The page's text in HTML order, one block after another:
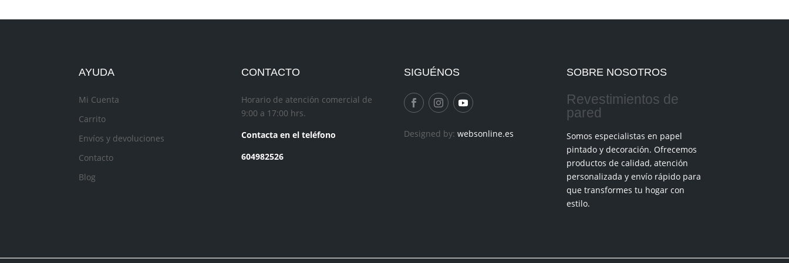
AYUDA
Mi Cuenta
Carrito
Envíos y devoluciones
Contacto
Blog
CONTACTO
Horario de atención comercial de
9:00 a 17:00 hrs.
Contacta en el teléfono
604982526
SIGUÉNOS
Designed by:websonline.es
SOBRE NOSOTROS
Revestimientos de
pared
Somos especialistas en papel
pintado y decoración. Ofrecemos
productos de calidad, atención
personalizada y envío rápido para
que transformes tu hogar con
estilo.